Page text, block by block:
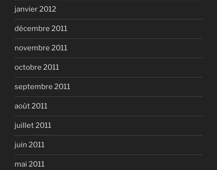
janvier 2012
décembre 2011
novembre 2011
octobre 2011
septembre 2011
août 2011
juillet 2011
juin 2011
mai 2011